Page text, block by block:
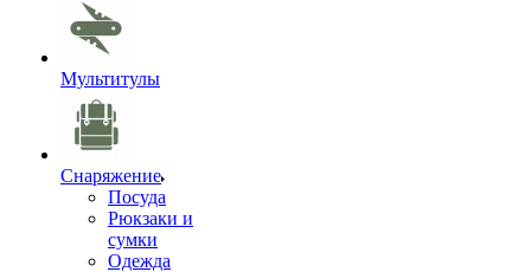
Мультитулы
Снаряжение
Посуда
Рюкзаки и
сумки
Одежда